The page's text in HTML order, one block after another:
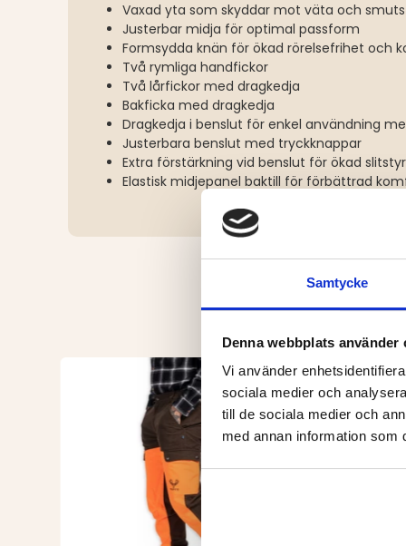
Samtycke
Denna webbplats använder
Vi använder
sociala medier och
till de sociala medier och
med annan information som
Vaxad yta som skyddar mot väta och smuts
Justerbar midja för optimal passform
Formsydda knän för ökad rörelsefrihet och
Två rymliga handfickor
Två lårfickor med dragkedja
Bakficka med dragkedja
Dragkedja i benslut för enkel användning
Justerbara benslut med tryckknappar
Extra förstärkning vid benslut för ökad
Elastisk midjepanel baktill för förbättrad